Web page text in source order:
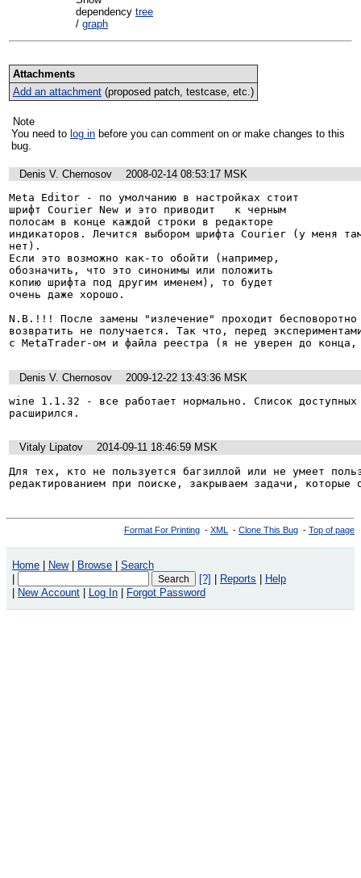
dependency tree
/ graph
Attachments
Add an attachment(proposed patch, testcase, etc.)
Note
You need to log in
bug.
Denis V. Chernosov
2008-02-14 08:53:17 MSK
Meta Editor - по умолчанию в настройках стоит
шрифт Courier New и это приводит   к черным
полосам в конце каждой строки в редакторе
индикаторов. Лечится выбором шрифта Courier (у меня
нет).
Если это возможно как-то обойти (например,
обозначить, что это синонимы или положить
копию шрифта под другим именем), то будет
очень даже хорошо.
N.B.!!! После замены "излечение" проходит бесповоротно
возвратить не получается. Так что, перед
с MetaTrader-ом и файла реестра (я не уверен до
Denis V. Chernosov
2009-12-22 13:43:36 MSK
wine 1.1.32 - все работает нормально. Список доступных
расширился.
Vitaly Lipatov
2014-09-11 18:46:59 MSK
Для тех, кто не пользуется багзиллой или не умеет
редактированием при поиске, закрываем задачи, которые
Format For Printing - XML - Clone This Bug - Top of page
Home New Browse
Search
[?] Reports
Help
New Account Log In Forgot Password